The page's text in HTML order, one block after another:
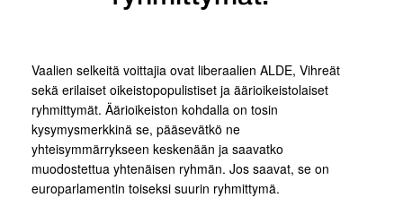
Vaalien selkeitä voittajia ovat liberaalien ALDE, Vihreät
sekä erilaiset oikeistopopulistiset ja äärioikeistolaiset
ryhmittymät. Äärioikeiston kohdalla on tosin
kysymysmerkkinä se, pääsevätkö ne
yhteisymmärrykseen keskenään ja saavatko
muodostettua yhtenäisen ryhmän. Jos saavat, se on
europarlamentin toiseksi suurin ryhmittymä.